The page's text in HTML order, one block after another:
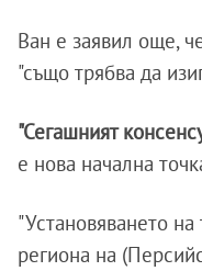
Ван е заявил още,
"също трябва да
"Сегашният
е нова начална
"Установяването
региона на